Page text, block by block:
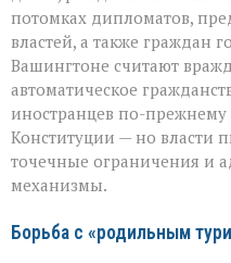
потомках дипломатов,
властей, а также граждан
Вашингтоне считают
автоматическое
иностранцев по-прежнему
Конституции — но власти
точечные ограничения и
механизмы.
Борьба с «родильным